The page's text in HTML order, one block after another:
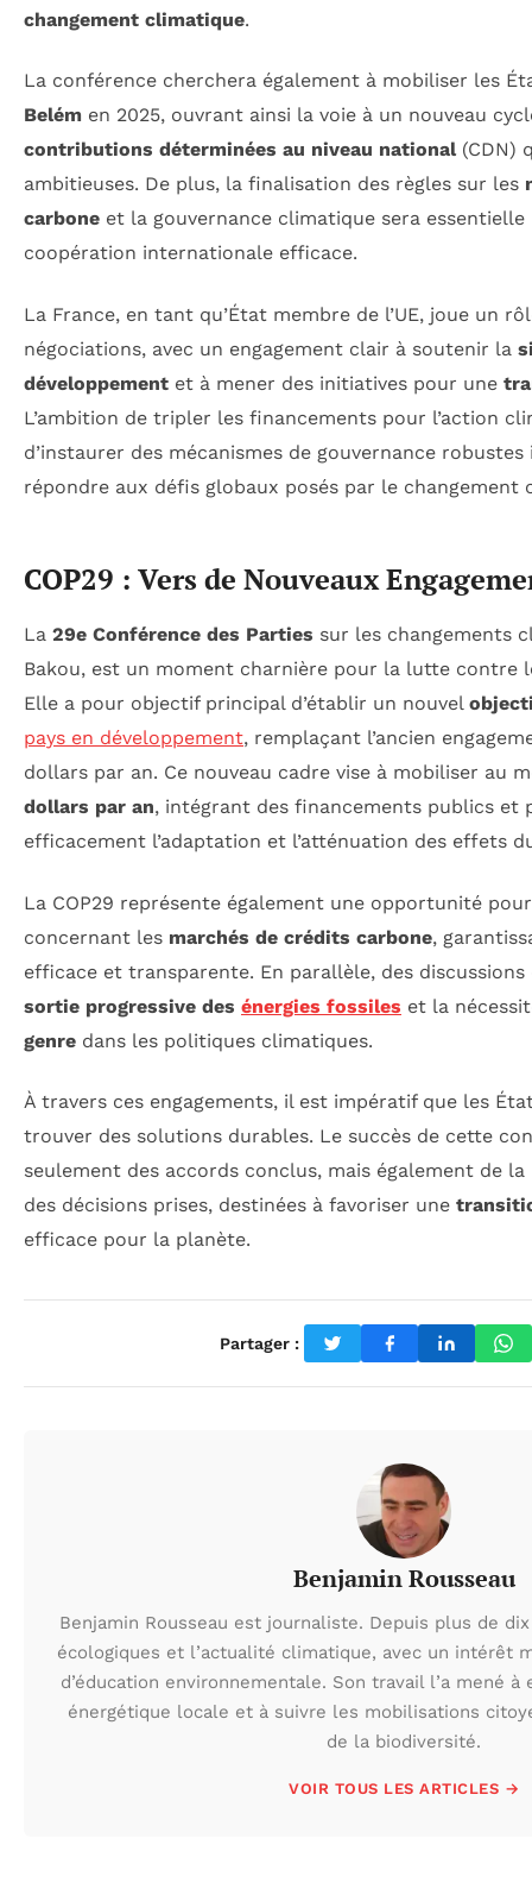
changement climatique.
La conférence cherchera également à mobiliser les
Belém en 2025, ouvrant ainsi la voie à un nouveau
contributions déterminées au niveau national(CDN)
ambitieuses. De plus, la finalisation des règles sur les
carbone et la gouvernance climatique sera
coopération internationale efficace.
La France, en tant qu’État membre de l’UE, joue un
négociations, avec un engagement clair à soutenir la
développement et à mener des initiatives pour une
L’ambition de tripler les financements pour l’action
d’instaurer des mécanismes de gouvernance
répondre aux défis globaux posés par le changement
COP29 : Vers de Nouveaux
La 29e Conférence des Parties sur les changements
Bakou, est un moment charnière pour la lutte contre
Elle a pour objectif principal d’établir un nouvel
pays en développement, remplaçant l’ancien
dollars par an. Ce nouveau cadre vise à mobiliser au
dollars par an, intégrant des financements publics et
efficacement l’adaptation et l’atténuation des effets
La COP29 représente également une opportunité
concernant les marchés de crédits carbone,
efficace et transparente. En parallèle, des
sortie progressive des énergies fossiles et la
genre dans les politiques climatiques.
À travers ces engagements, il est impératif que les
trouver des solutions durables. Le succès de cette
seulement des accords conclus, mais également de
des décisions prises, destinées à favoriser une
efficace pour la planète.
Partager :
Benjamin Rousseau
Benjamin Rousseau est journaliste. Depuis plus de
écologiques et l’actualité climatique, avec un intérêt
d’éducation environnementale. Son travail l’a mené
énergétique locale et à suivre les mobilisations
de la biodiversité.
VOIR TOUS LES ARTICLES →